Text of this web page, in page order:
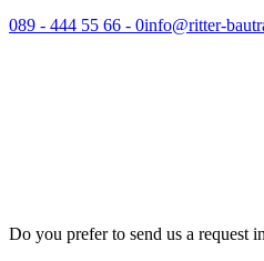
089 - 444 55 66 - 0info@ritter-
Do you prefer to send us a request